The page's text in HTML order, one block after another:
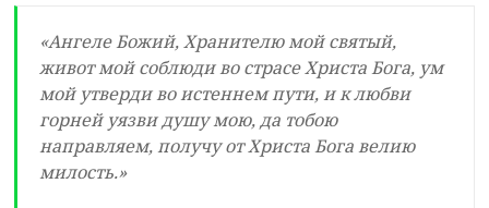
«Ангеле Божий, Хранителю мой святый,
живот мой соблюди во страсе Христа Бога, ум
мой утверди во истеннем пути, и к любви
горней уязви душу мою, да тобою
направляем, получу от Христа Бога велию
милость.»